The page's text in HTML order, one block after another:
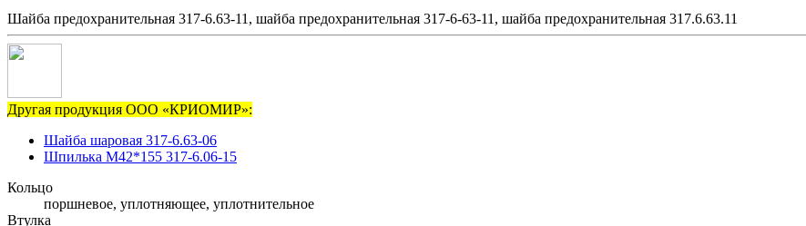
Шайба предохранительная 317-6.63-11, шайба предохранительная 317-6-63-11, шайба предохранительная 317.6.63.11
Другая продукция ООО «КРИОМИР»:
Шайба шаровая 317-6.63-06
Шпилька М42*155 317-6.06-15
Кольцо
поршневое, уплотняющее, уплотнительное
Втулка